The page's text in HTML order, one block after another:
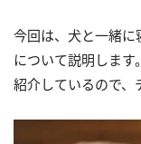
今回は、犬と一緒
について説明しま
紹介しているので、